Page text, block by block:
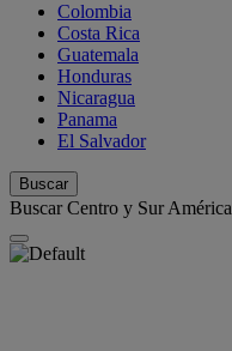
Colombia
Costa Rica
Guatemala
Honduras
Nicaragua
Panama
El Salvador
Buscar
Buscar Centro y Sur América